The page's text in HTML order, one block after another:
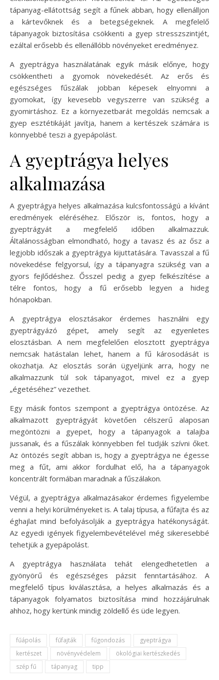
tápanyag-ellátottság segít a fűnek abban, hogy ellenálljon
a kártevőknek és a betegségeknek. A megfelelő
tápanyagok biztosítása csökkenti a gyep stresszszintjét,
ezáltal erősebb és ellenállóbb növényeket eredményez.
A gyeptrágya használatának egyik másik előnye, hogy
csökkentheti a gyomok növekedését. Az erős és
egészséges fűszálak jobban képesek elnyomni a
gyomokat, így kevesebb vegyszerre van szükség a
gyomirtáshoz. Ez a környezetbarát megoldás nemcsak a
gyep esztétikáját javítja, hanem a kertészek számára is
könnyebbé teszi a gyepápolást.
A gyeptrágya helyes
alkalmazása
A gyeptrágya helyes alkalmazása kulcsfontosságú a kívánt
eredmények eléréséhez. Először is, fontos, hogy a
gyeptrágyát a megfelelő időben alkalmazzuk.
Általánosságban elmondható, hogy a tavasz és az ősz a
legjobb időszak a gyeptrágya kijuttatására. Tavasszal a fű
növekedése felgyorsul, így a tápanyagra szükség van a
gyors fejlődéshez. Ősszel pedig a gyep felkészítése a
télre fontos, hogy a fű erősebb legyen a hideg
hónapokban.
A gyeptrágya elosztásakor érdemes használni egy
gyeptrágyázó gépet, amely segít az egyenletes
elosztásban. A nem megfelelően elosztott gyeptrágya
nemcsak hatástalan lehet, hanem a fű károsodását is
okozhatja. Az elosztás során ügyeljünk arra, hogy ne
alkalmazzunk túl sok tápanyagot, mivel ez a gyep
„égetéséhez” vezethet.
Egy másik fontos szempont a gyeptrágya öntözése. Az
alkalmazott gyeptrágyát követően célszerű alaposan
megöntözni a gyepet, hogy a tápanyagok a talajba
jussanak, és a fűszálak könnyebben fel tudják szívni őket.
Az öntözés segít abban is, hogy a gyeptrágya ne égesse
meg a fűt, ami akkor fordulhat elő, ha a tápanyagok
koncentrált formában maradnak a fűszálakon.
Végül, a gyeptrágya alkalmazásakor érdemes figyelembe
venni a helyi körülményeket is. A talaj típusa, a fűfajta és az
éghajlat mind befolyásolják a gyeptrágya hatékonyságát.
Az egyedi igények figyelembevételével még sikeresebbé
tehetjük a gyepápolást.
A gyeptrágya használata tehát elengedhetetlen a
gyönyörű és egészséges pázsit fenntartásához. A
megfelelő típus kiválasztása, a helyes alkalmazás és a
tápanyagok folyamatos biztosítása mind hozzájárulnak
ahhoz, hogy kertünk mindig zöldellő és üde legyen.
fűápolás fűfajták fűgondozás
gyeptrágya
kertészet
növényvédelem
ökológiai kertészkedés
szép fű
tápanyag tipp